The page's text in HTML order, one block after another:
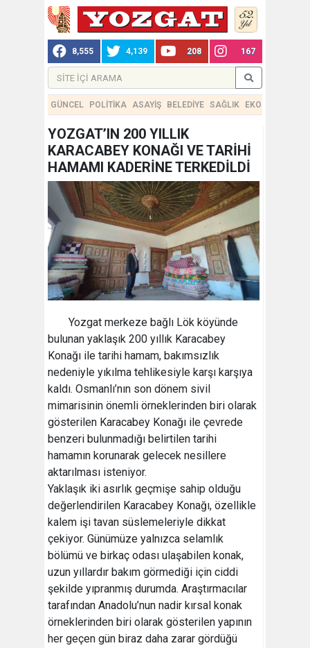
8,555 4,139 208 167
GÜNCEL POLİTİKA ASAYİŞ BELEDİYE SAĞLIK EKONOMİ
YOZGAT’IN 200 YILLIK
KARACABEY KONAĞI VE TARİHİ
HAMAMI KADERİNE TERKEDİLDİ
Yozgat merkeze bağlı Lök köyünde
bulunan yaklaşık 200 yıllık Karacabey
Konağı ile tarihi hamam, bakımsızlık
nedeniyle yıkılma tehlikesiyle karşı karşıya
kaldı. Osmanlı’nın son dönem sivil
mimarisinin önemli örneklerinden biri olarak
gösterilen Karacabey Konağı ile çevrede
benzeri bulunmadığı belirtilen tarihi
hamamın korunarak gelecek nesillere
aktarılması isteniyor.
Yaklaşık iki asırlık geçmişe sahip olduğu
değerlendirilen Karacabey Konağı, özellikle
kalem işi tavan süslemeleriyle dikkat
çekiyor. Günümüze yalnızca selamlık
bölümü ve birkaç odası ulaşabilen konak,
uzun yıllardır bakım görmediği için ciddi
şekilde yıpranmış durumda. Araştırmacılar
tarafından Anadolu’nun nadir kırsal konak
örneklerinden biri olarak gösterilen yapının
her geçen gün biraz daha zarar gördüğü